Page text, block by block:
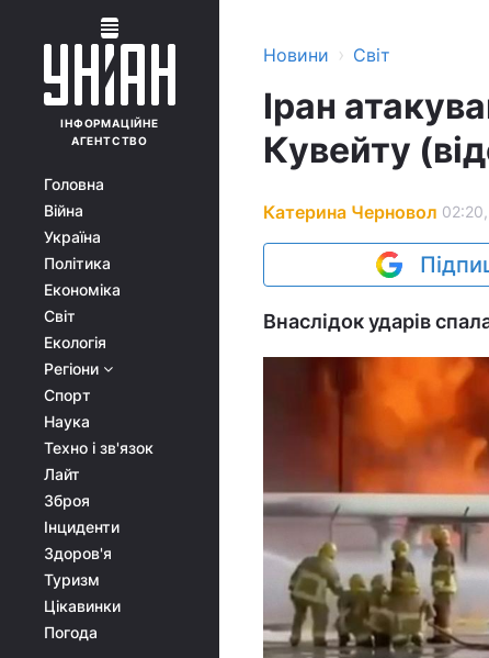
ІНФОРМАЦІЙНЕ
АГЕНТСТВО
Головна
Війна
Україна
Політика
Економіка
Світ
Екологія
Регіони
Спорт
Наука
Техно і зв'язок
Лайт
Зброя
Інциденти
Здоров'я
Туризм
Цікавинки
Погода
Новини › Світ
Іран
Кувейту
Катерина Черновол
Внаслідок ударів